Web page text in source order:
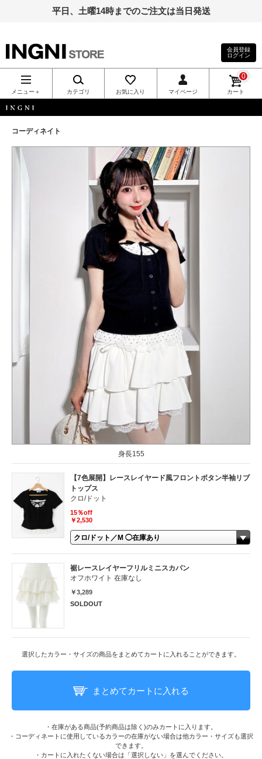
平日、土曜14時までのご注文は当日発送
INGNI（イン
グ）公式通
販｜INGNI
STORE
会員登録
ログイン
メニュー＋ カテゴリ お気に入り マイページ カート
0
コーディネイト
身長155
【7色展開】レースレイヤード風フロントボタン半袖リブ
トップス
クロ/ドット
15％off
￥2,530
裾レースレイヤーフリルミニスカパン
オフホワイト 在庫なし
￥3,289
SOLDOUT
選択したカラー・サイズの商品をまとめてカートに入れることができます。
まとめてカートに入れる
・在庫がある商品(予約商品は除く)のみカートに入ります。
・コーディネートに使用しているカラーの在庫がない場合は他カラー・サイズも選択
できます。
・カートに入れたくない場合は「選択しない」を選んでください。